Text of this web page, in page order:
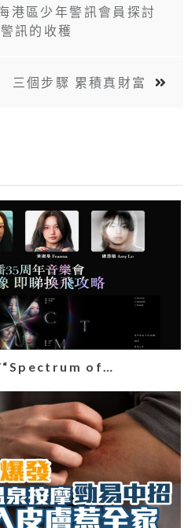
港區少年警訊會員探討
訊的收穫
三個步驟 累積真財富
“Spectrum of…